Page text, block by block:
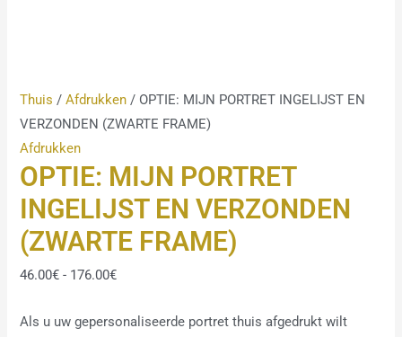
Thuis /Afdrukken / OPTIE: MIJN PORTRET INGELIJST EN
VERZONDEN (ZWARTE FRAME)
Afdrukken
OPTIE: MIJN PORTRET
INGELIJST EN VERZONDEN
(ZWARTE FRAME)
46.00€ - 176.00€
Als u uw gepersonaliseerde portret thuis afgedrukt wilt